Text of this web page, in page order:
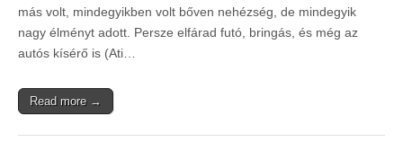
más volt, mindegyikben volt bőven nehézség, de mindegyik
nagy élményt adott. Persze elfárad futó, bringás, és még az
autós kísérő is (Ati…
Read more →